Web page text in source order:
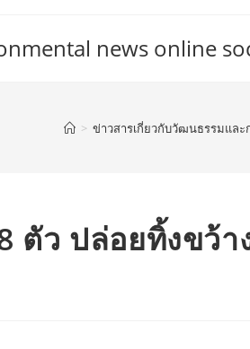
news online
> ข่าวสารเกี่ยวกับวัฒนธรรมและ
ตัว ปล่อยทิ้งขว้า